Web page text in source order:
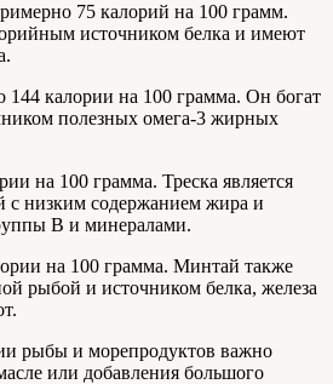
75 калорий на 100 грамм.
источником белка и имеют
144 калории на 100 грамма. Он богат
полезных омега-3 жирных
на 100 грамма. Треска является
с низким содержанием жира и
В и минералами.
на 100 грамма. Минтай также
рыбой и источником белка, железа
рыбы и морепродуктов важно
или добавления большого